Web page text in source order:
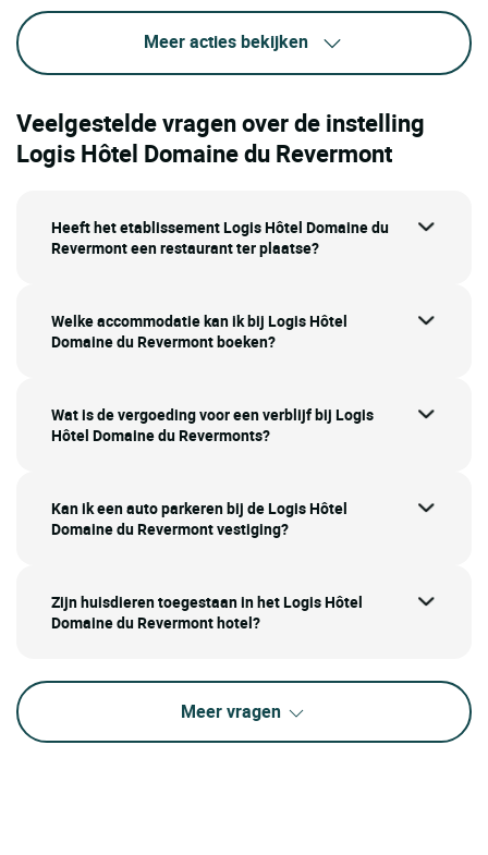
Meer acties bekijken
Veelgestelde vragen over de instelling
Logis Hôtel Domaine du Revermont
Heeft het etablissement Logis Hôtel Domaine du
Revermont een restaurant ter plaatse?
Welke accommodatie kan ik bij Logis Hôtel
Domaine du Revermont boeken?
Wat is de vergoeding voor een verblijf bij Logis
Hôtel Domaine du Revermonts?
Kan ik een auto parkeren bij de Logis Hôtel
Domaine du Revermont vestiging?
Zijn huisdieren toegestaan in het Logis Hôtel
Domaine du Revermont hotel?
Meer vragen